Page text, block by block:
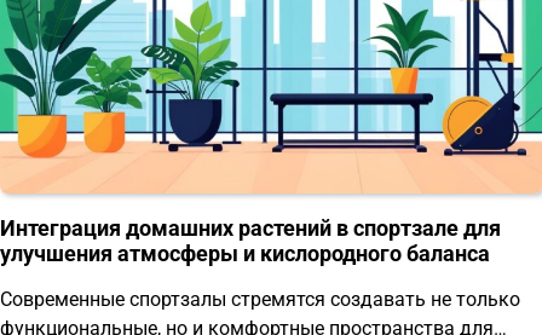
Интеграция домашних растений в спортзале для
улучшения атмосферы и кислородного баланса
Современные спортзалы стремятся создавать не только
функциональные, но и комфортные пространства для…